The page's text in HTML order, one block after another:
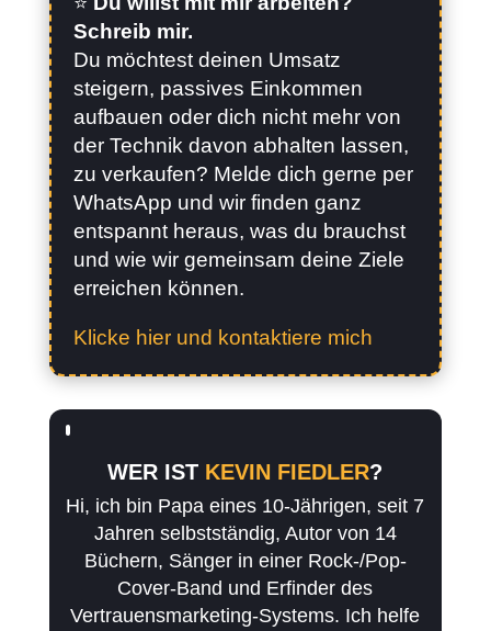
Schreib mir.
Du möchtest deinen Umsatz
steigern, passives Einkommen
aufbauen oder dich nicht mehr von
der Technik davon abhalten lassen,
zu verkaufen? Melde dich gerne per
WhatsApp und wir finden ganz
entspannt heraus, was du brauchst
und wie wir gemeinsam deine Ziele
erreichen können.
Klicke hier und kontaktiere mich
WER IST KEVIN FIEDLER?
Hi, ich bin Papa eines 10-Jährigen, seit 7
Jahren selbstständig, Autor von 14
Büchern, Sänger in einer Rock-/Pop-
Cover-Band und Erfinder des
Vertrauensmarketing-Systems. Ich helfe